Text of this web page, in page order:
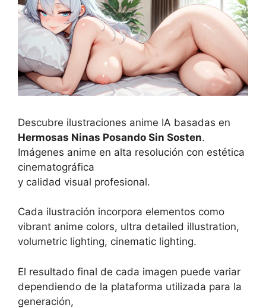
Descubre ilustraciones anime IA basadas en
Hermosas Ninas Posando Sin Sosten.
Imágenes anime en alta resolución con estética
cinematográfica
y calidad visual profesional.
Cada ilustración incorpora elementos como
vibrant anime colors, ultra detailed illustration,
volumetric lighting, cinematic lighting.
El resultado final de cada imagen puede variar
dependiendo de la plataforma utilizada para la
generación,